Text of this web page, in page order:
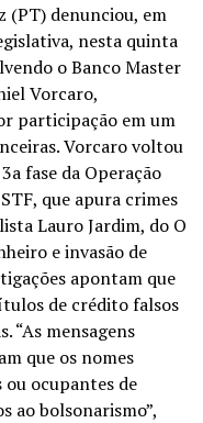
(PT) denunciou, em
nesta quinta
o Banco Master
Vorcaro,
participação em um
Vorcaro voltou
fase da Operação
que apura crimes
Lauro Jardim, do O
e invasão de
apontam que
de crédito falsos
“As mensagens
que os nomes
ocupantes de
ao bolsonarismo”,